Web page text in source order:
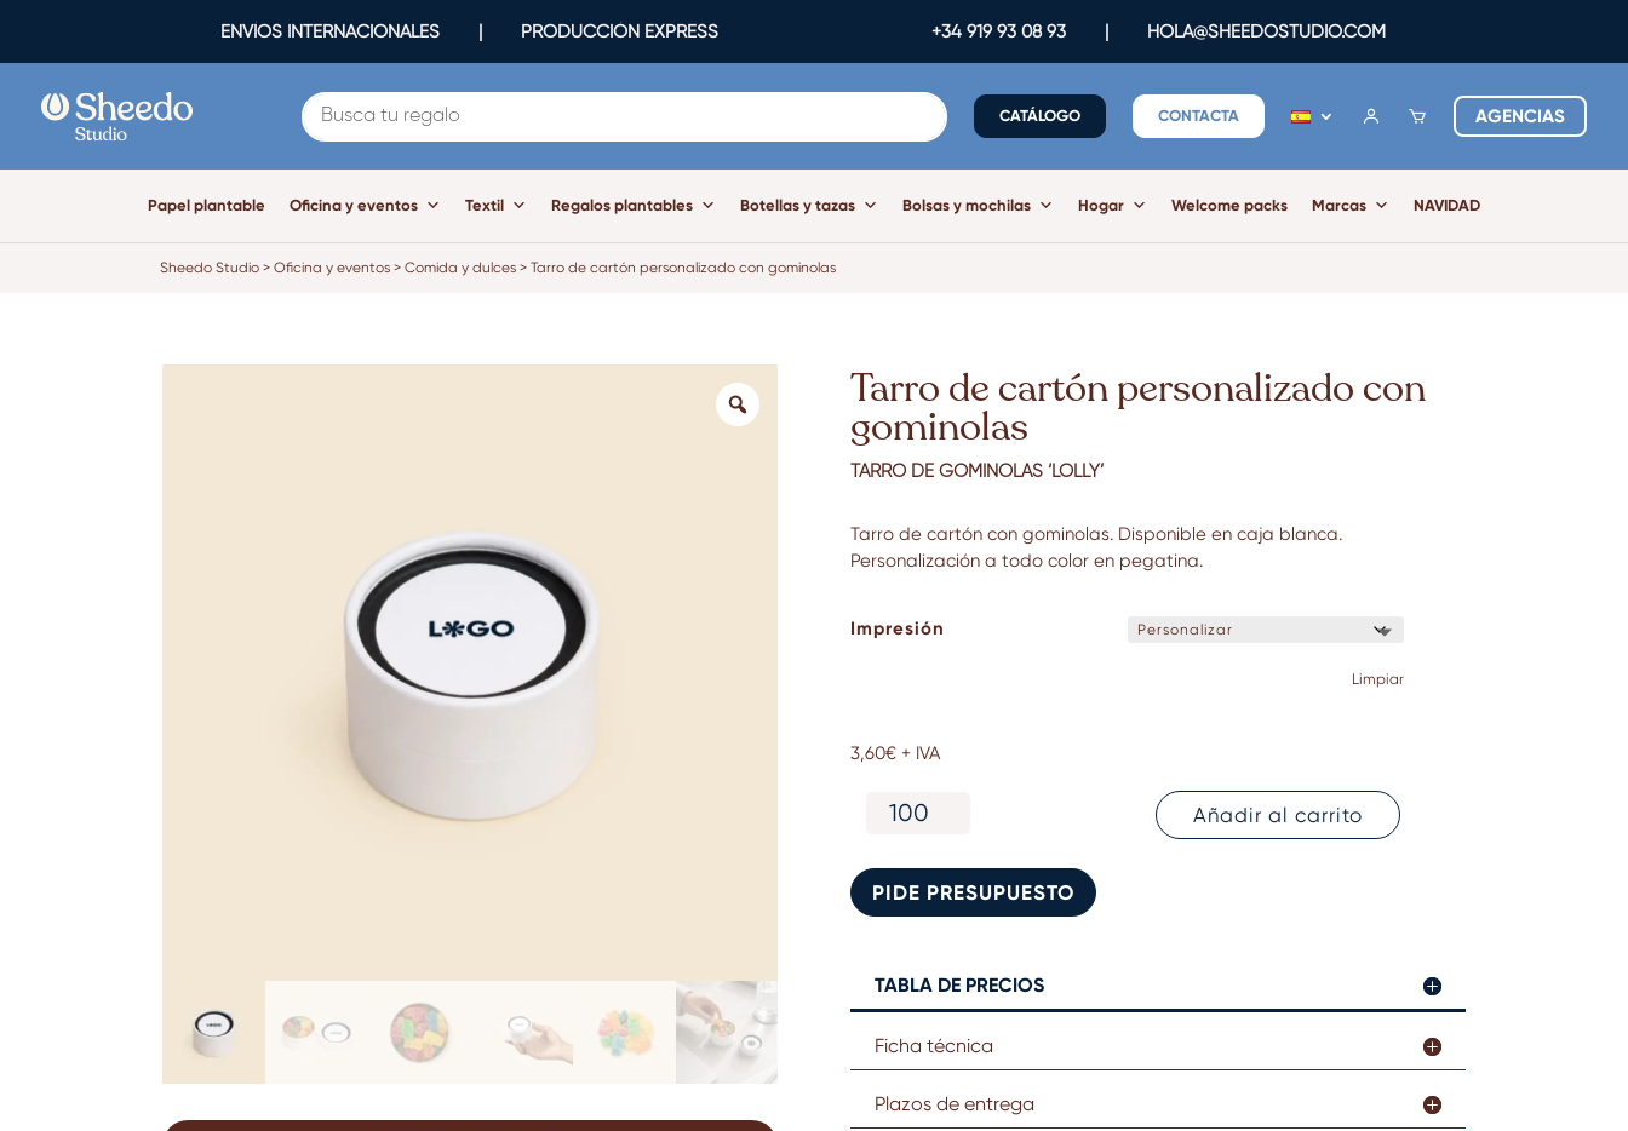
ENVÍOS INTERNACIONALES | PRODUCCIÓN EXPRESS +34 919 93 08 93 | HOLA@SHEEDOSTUDIO.COM
CATÁLOGO CONTACTA AGENCIAS
Papel plantable Oficina y eventos Textil Regalos plantables Botellas y tazas Bolsas y mochilas Hogar Welcome packs Marcas NAVIDAD
Sheedo Studio> Oficina y eventos> Comida y dulces> Tarro de cartón personalizado con gominolas
Tarro de cartón personalizado con
gominolas
TARRO DE GOMINOLAS ‘LOLLY’
Tarro de cartón con gominolas.Disponible en caja blanca.
Personalización a todo color en pegatina.
Impresión
Limpiar
3,60€ + IVA
personalizado
con
Añadir al carrito
PIDE PRESUPUESTO
TABLA DE PRECIOS
Ficha técnica
Plazos de entrega